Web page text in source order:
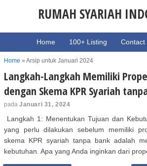
RUMAH SYARIAH
Home 100+ Listing Contact
Home » Arsip untuk Januari 2024
Langkah-Langkah Memiliki
dengan Skema KPR Syariah
pada Januari 31, 2024
Langkah 1: Menentukan Tujuan dan
yang perlu dilakukan sebelum memiliki
skema KPR syariah tanpa bank adalah
kebutuhan. Apa yang Anda inginkan dari